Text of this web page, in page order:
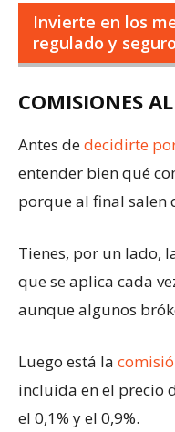
Invierte en los
regulado y seguro
COMISIONES
Antes dedecidirte
entender bien qué
porque al final salen
Tienes, por un lado,
que se aplica cada
aunque algunos
Luego está la
incluida en el precio
el 0,1% y el 0,9%.